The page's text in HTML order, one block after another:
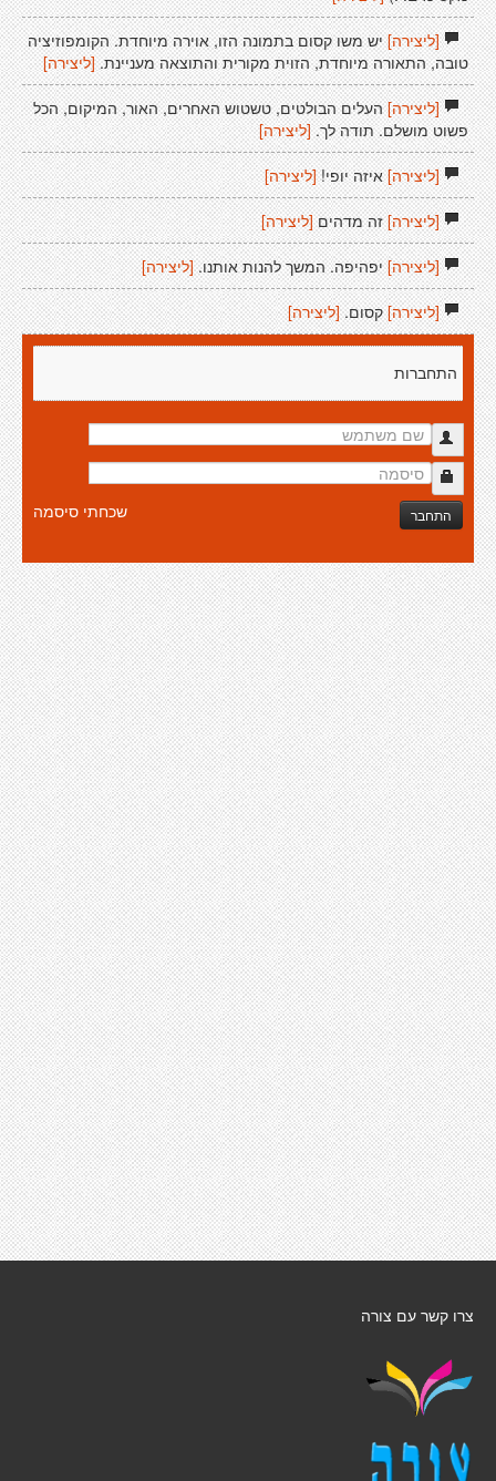
[ליצירה]יש משו קסום בתמונה הזו, אוירה מיוחדת. הקומפוזיציה
טובה, התאורה מיוחדת, הזוית מקורית והתוצאה מעניינת. [ליצירה]
[ליצירה]העלים הבולטים, טשטוש האחרים, האור, המיקום, הכל
פשוט מושלם. תודה לך. [ליצירה]
[ליצירה]איזה יופי! [ליצירה]
[ליצירה]זה מדהים [ליצירה]
[ליצירה]יפהיפה. המשך להנות אותנו. [ליצירה]
[ליצירה]קסום.[ליצירה]
התחברות
התחבר שכחתי סיסמה
צרו קשר עם צורה